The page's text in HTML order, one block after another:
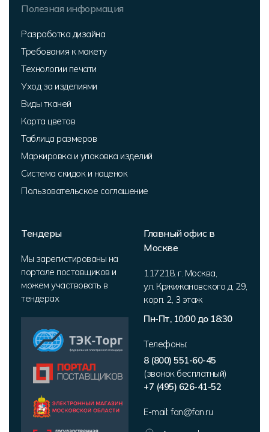
Полезная информация
Разработка дизайна
Требования к макету
Технологии печати
Уход за изделиями
Виды тканей
Карта цветов
Таблица размеров
Маркировка и упаковка изделий
Система скидок и наценок
Пользовательское соглашение
Тендеры
Мы зарегистированы на
портале поставщиков и
можем участвовать в
тендерах
Главный офис в
Москве
117218, г. Москва,
ул. Кржижановского д. 29,
корп. 2, 3 этаж
Пн-Пт, 10:00 до 18:30
Телефоны:
8 (800) 551-60-45
(звонок бесплатный)
+7 (495) 626-41-52
E-mail: fan@fan.ru